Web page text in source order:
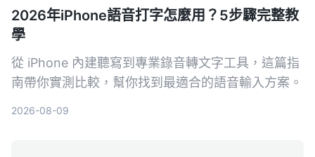
2026年iPhone語音打字怎麼用？5步驟完整教
學
從 iPhone 內建聽寫到專業錄音轉文字工具，這篇指
南帶你實測比較，幫你找到最適合的語音輸入方案。
2026-08-09